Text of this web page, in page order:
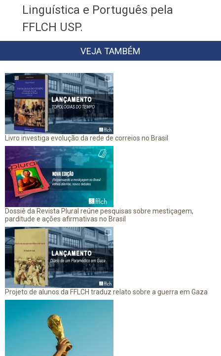
Linguística e Português pela
FFLCH USP.
VEJA TAMBÉM
Livro investiga evolução da rede de correios no Brasil
Dossiê da Revista Plural reúne pesquisas sobre mestiçagem,
parditude e ações afirmativas no Brasil
Projeto de alunos da FFLCH traduz relato sobre a guerra em Gaza